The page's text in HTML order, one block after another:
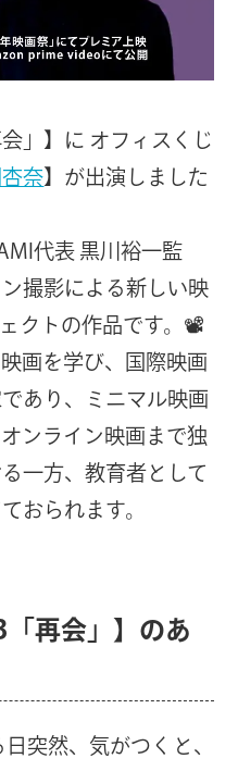
」】に オフィスくじ
奈】が出演しました
代表 黒川裕一監
撮影による新しい映
クトの作品です。📽
画を学び、国際映画
あり、ミニマル映画
ンライン映画まで独
一方、教育者として
おられます。
「再会」】のあ
突然、気がつくと、